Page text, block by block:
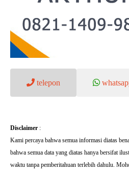
telepon
Disclaimer :
Kami percaya bahwa semua informasi diatas
bahwa semua data yang diatas hanya bersifat
waktu tanpa pemberitahuan terlebih dahulu.